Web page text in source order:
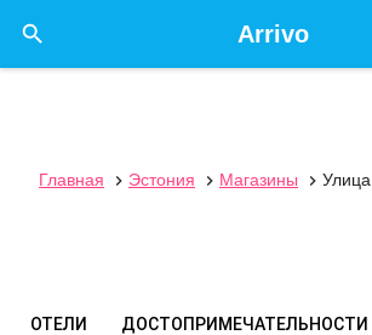
Arrivo

Главная  Эстония  Магазины 
ОТЕЛИ ДОСТОПРИМЕЧАТЕЛЬНОСТИ